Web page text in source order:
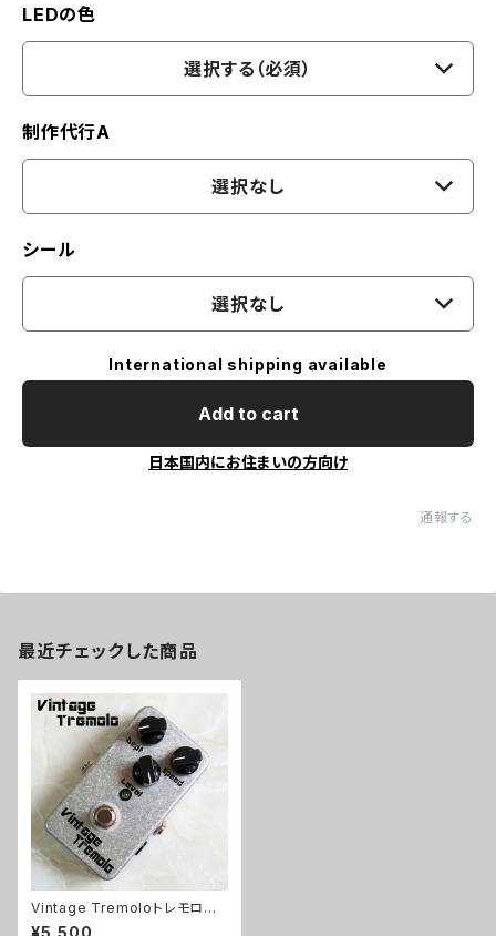
LEDの色
選択する（必須）
制作代行A
選択なし
シール
選択なし
International shipping available
Add to cart
日本国内にお住まいの方向け
通報する
最近チェックした商品
Vintage Tremoloトレモロキッ
ト
¥5,500